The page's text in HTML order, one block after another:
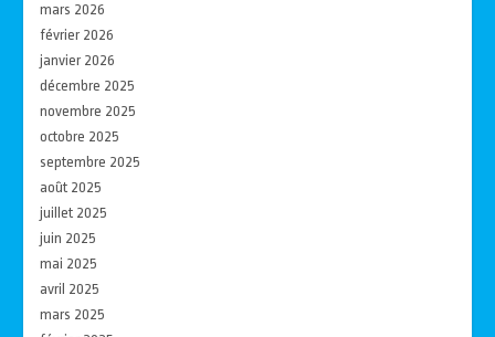
mars 2026
février 2026
janvier 2026
décembre 2025
novembre 2025
octobre 2025
septembre 2025
août 2025
juillet 2025
juin 2025
mai 2025
avril 2025
mars 2025